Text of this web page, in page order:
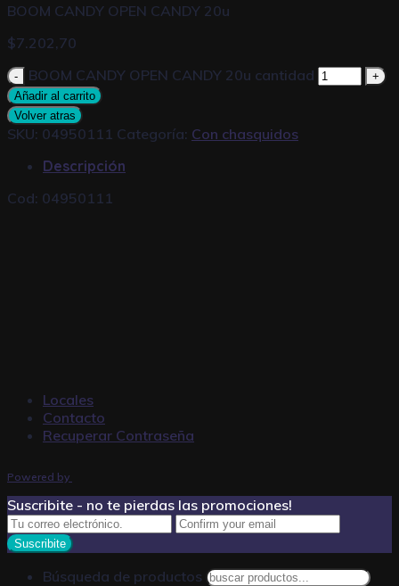
BOOM CANDY OPEN CANDY 20u
$7.202,70
BOOM CANDY OPEN CANDY 20u cantidad
Añadir al carrito
Volver atras
SKU: 04950111 Categoría: Con chasquidos
Descripción
Cod: 04950111
Locales
Contacto
Recuperar Contraseña
Powered by
Suscribite - no te pierdas las promociones!
Búsqueda de productos